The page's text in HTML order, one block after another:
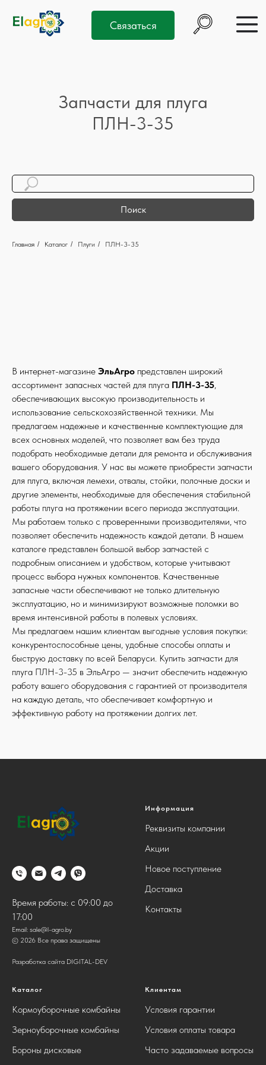
Запчасти для плуга
ПЛН-3-35
Поиск
Главная / Каталог / Плуги / ПЛН-3-35
В интернет-магазине ЭльАгро представлен широкий
ассортимент запасных частей для плуга ПЛН-3-35,
обеспечивающих высокую производительность и
использование сельскохозяйственной техники. Мы
предлагаем надежные и качественные комплектующие для
всех основных моделей, что позволяет вам без труда
подобрать необходимые детали для ремонта и обслуживания
вашего оборудования. У нас вы можете приобрести запчасти
для плуга, включая лемехи, отвалы, стойки, полочные доски и
другие элементы, необходимые для обеспечения стабильной
работы плуга на протяжении всего периода эксплуатации.
Мы работаем только с проверенными производителями, что
позволяет обеспечить надежность каждой детали. В нашем
каталоге представлен большой выбор запчастей с
подробным описанием и удобством, которые учитывают
процесс выбора нужных компонентов. Качественные
запасные части обеспечивают не только длительную
эксплуатацию, но и минимизируют возможные поломки во
время интенсивной работы в полевых условиях.
Мы предлагаем нашим клиентам выгодные условия покупки:
конкурентоспособные цены, удобные способы оплаты и
быструю доставку по всей Беларуси. Купить запчасти для
плуга ПЛН-3-35 в ЭльАгро — значит обеспечить надежную
работу вашего оборудования с гарантией от производителя
на каждую деталь, что обеспечивает комфортную и
эффективную работу на протяжении долгих лет.
Время работы: с 09:00 до
17:00
Email: sale@l-agro.by
© 2026 Все права защищены
Разработка сайта DIGITAL-DEV
Информация
Реквизиты компании
Акции
Новое поступление
Доставка
Контакты
Каталог
Кормоуборочные комбайны
Зерноуборочные комбайны
Бороны дисковые
Клиентам
Условия гарантии
Условия оплаты товара
Часто задаваемые вопросы